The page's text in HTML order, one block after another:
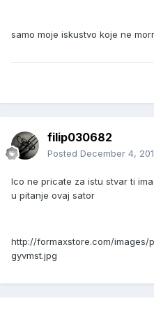
samo moje iskustvo koje ne
filip030682
Posted December 4,
Ico ne pricate za istu stvar ti
u pitanje ovaj sator
http://formaxstore.com/images/
gyvmst.jpg